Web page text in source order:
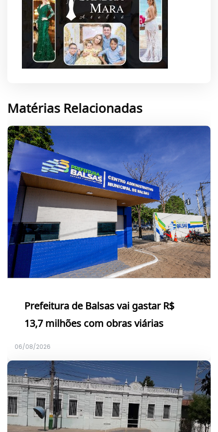
Matérias Relacionadas
Prefeitura de Balsas vai gastar R$
13,7 milhões com obras viárias
06/08/2026